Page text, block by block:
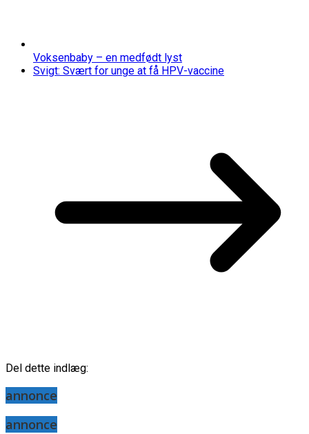
Voksenbaby – en medfødt lyst
Svigt: Svært for unge at få HPV-vaccine
Del dette indlæg:
annonce
annonce